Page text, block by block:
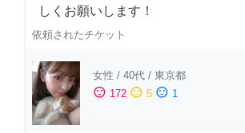
しくお願いします！
依頼されたチケット
女性 / 40代 / 東京都
sentiment_satisfied 172 sentiment_neutral 5 sentiment_dissatisfied 1